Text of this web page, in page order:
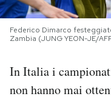
I MIEI PREFERITI
SHOP
CALENDARIO
Federico Dimarco
Zambia (JUNG YEON-JE/
In Italia i
non hanno mai